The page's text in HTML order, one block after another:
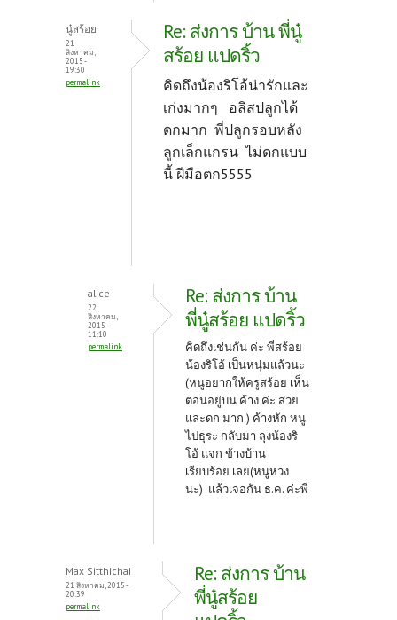
นู๋สร้อย
21
สิงหาคม,
2015 -
19:30
permalink
Re: ส่งการ บ้าน พี่นู๋
สร้อย แปดริ้ว
คิดถึงน้องริโอ้น่ารักและ
เก่งมากๆ อลิสปลูกได้
ดกมาก พี่ปลูกรอบหลัง
ลูกเล็กแกรน ไม่ดกแบบ
นี้ ฝีมือตก5555
alice
22
สิงหาคม,
2015 -
11:10
permalink
Re: ส่งการ บ้าน
พี่นู๋สร้อย แปดริ้ว
คิดถึงเช่นกัน ค่ะ พี่สร้อย
น้องริโอ้ เป็นหนุ่มแล้วนะ
(หนูอยากให้ครูสร้อย เห็น
ตอนอยู่บน ค้าง ค่ะ สวย
และดก มาก ) ค้างหัก หนู
ไปธุระ กลับมา ลุงน้องริ
โอ้ แจก ข้างบ้าน
เรียบร้อย เลย(หนูหวง
นะ) แล้วเจอกัน ธ.ค. ค่ะพี่
Max Sitthichai
21 สิงหาคม, 2015 -
20:39
permalink
Re: ส่งการ บ้าน
พี่นู๋สร้อย